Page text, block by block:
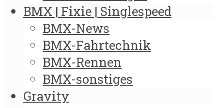
BMX | Fixie | Singlespeed
BMX-News
BMX-Fahrtechnik
BMX-Rennen
BMX-sonstiges
Gravity